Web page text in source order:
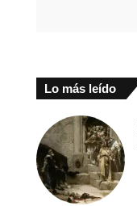
Lo más leído